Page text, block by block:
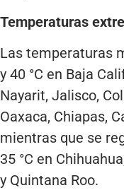
Temperaturas
Las temperaturas
y 40 °C en Baja
Nayarit, Jalisco,
Oaxaca, Chiapas,
mientras que se
35 °C en
y Quintana Roo.